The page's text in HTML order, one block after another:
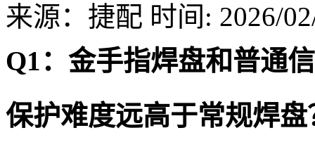
来源：捷配 时间: 2026/
Q1：金手指焊盘和普通
保护难度远高于常规焊盘